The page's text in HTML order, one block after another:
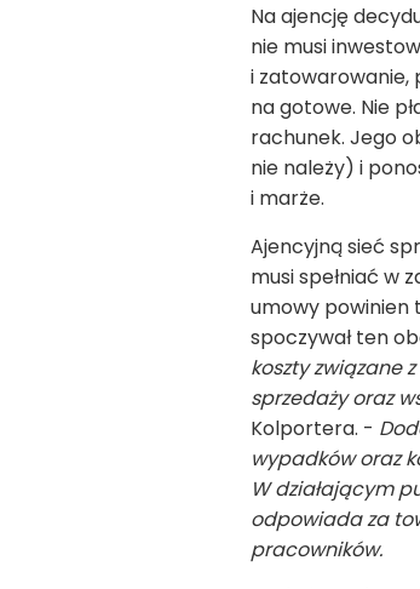
Na ajencję
nie musi
i zatowarowanie,
na gotowe. Nie
rachunek. Jego
nie należy) i
i marże.
Ajencyjną sieć
musi spełniać w
umowy powinien
spoczywał ten
koszty związane
sprzedaży oraz
Kolportera. -
wypadków oraz
W działającym
odpowiada za
pracowników.